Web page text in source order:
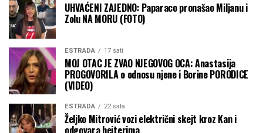
UHVAĆENI ZAJEDNO: Paparaco pronašao Miljanu i
Zolu NA MORU (FOTO)
ESTRADA 17 sati
MOJ OTAC JE ZVAO NJEGOVOG OCA: Anastasija
PROGOVORILA o odnosu njene i Borine PORODICE
(VIDEO)
ESTRADA 22 sata
Željko Mitrović vozi električni skejt kroz Kan i
odgovara hejterima